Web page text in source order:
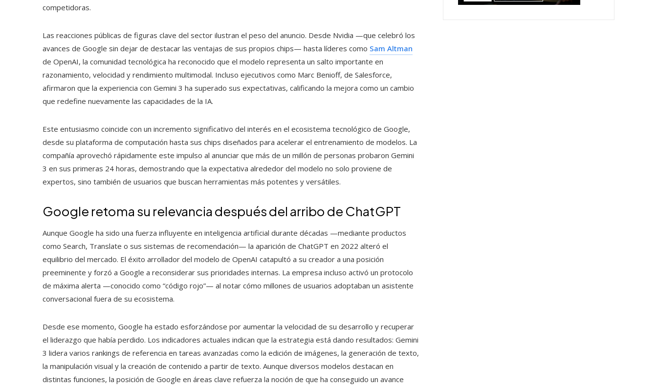
competidoras.
Las reacciones públicas de figuras clave del sector ilustran el peso del anuncio. Desde Nvidia —que celebró los
avances de Google sin dejar de destacar las ventajas de sus propios chips— hasta líderes como Sam Altman
de OpenAI, la comunidad tecnológica ha reconocido que el modelo representa un salto importante en
razonamiento, velocidad y rendimiento multimodal. Incluso ejecutivos como Marc Benioff, de Salesforce,
afirmaron que la experiencia con Gemini 3 ha superado sus expectativas, calificando la mejora como un cambio
que redefine nuevamente las capacidades de la IA.
Este entusiasmo coincide con un incremento significativo del interés en el ecosistema tecnológico de Google,
desde su plataforma de computación hasta sus chips diseñados para acelerar el entrenamiento de modelos. La
compañía aprovechó rápidamente este impulso al anunciar que más de un millón de personas probaron Gemini
3 en sus primeras 24 horas, demostrando que la expectativa alrededor del modelo no solo proviene de
expertos, sino también de usuarios que buscan herramientas más potentes y versátiles.
Google retoma su relevancia después del arribo de ChatGPT
Aunque Google ha sido una fuerza influyente en inteligencia artificial durante décadas —mediante productos
como Search, Translate o sus sistemas de recomendación— la aparición de ChatGPT en 2022 alteró el
equilibrio del mercado. El éxito arrollador del modelo de OpenAI catapultó a su creador a una posición
preeminente y forzó a Google a reconsiderar sus prioridades internas. La empresa incluso activó un protocolo
de máxima alerta —conocido como “código rojo”— al notar cómo millones de usuarios adoptaban un asistente
conversacional fuera de su ecosistema.
Desde ese momento, Google ha estado esforzándose por aumentar la velocidad de su desarrollo y recuperar
el liderazgo que había perdido. Los indicadores actuales indican que la estrategia está dando resultados: Gemini
3 lidera varios rankings de referencia en tareas avanzadas como la edición de imágenes, la generación de texto,
la manipulación visual y la creación de contenido a partir de texto. Aunque diversos modelos destacan en
distintas funciones, la posición de Google en áreas clave refuerza la noción de que ha conseguido un avance